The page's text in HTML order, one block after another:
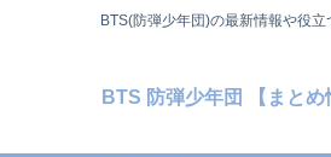
BTS(防弾少年団)の最新情報や役立
BTS 防弾少年団 【まとめ